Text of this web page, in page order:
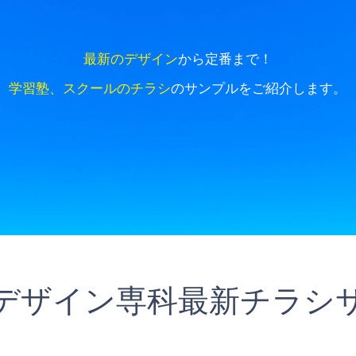
最新のデザインから定番まで！
学習塾、スクールのチラシのサンプルをご紹介します。
ザイン専科最新チラシ